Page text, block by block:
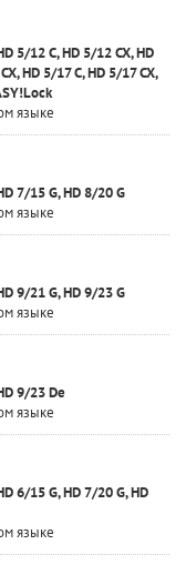
5/12 C, HD 5/12 CX, HD
HD 5/17 C, HD 5/17 CX,
языке
7/15 G, HD 8/20 G
языке
9/21 G, HD 9/23 G
языке
9/23 De
языке
6/15 G, HD 7/20 G, HD
языке